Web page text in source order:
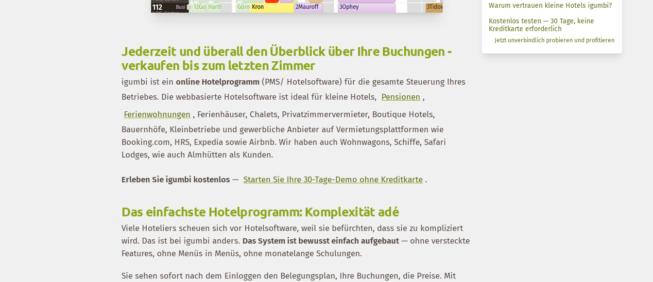
Warum vertrauen kleine Hotels igumbi?
Kostenlos testen — 30 Tage, keine
Kreditkarte erforderlich
Jetzt unverbindlich probieren und profitieren
Jederzeit und überall den Überblick über Ihre Buchungen -
verkaufen bis zum letzten Zimmer
igumbi ist einonline Hotelprogramm (PMS/ Hotelsoftware) für die gesamte Steuerung Ihres
Betriebes. Die webbasierte Hotelsoftware ist ideal für kleine Hotels, Pensionen ,
Ferienwohnungen , Ferienhäuser, Chalets, Privatzimmervermieter, Boutique Hotels,
Bauernhöfe, Kleinbetriebe und gewerbliche Anbieter auf Vermietungsplattformen wie
Booking.com, HRS, Expedia sowie Airbnb. Wir haben auch Wohnwagons, Schiffe, Safari
Lodges, wie auch Almhütten als Kunden.
Erleben Sie igumbi kostenlos — Starten Sie Ihre 30-Tage-Demo ohne Kreditkarte .
Das einfachste Hotelprogramm: Komplexität adé
Viele Hoteliers scheuen sich vor Hotelsoftware, weil sie befürchten, dass sie zu kompliziert
wird. Das ist bei igumbi anders. Das System ist bewusst einfach aufgebaut— ohne versteckte
Features, ohne Menüs in Menüs, ohne monatelange Schulungen.
Sie sehen sofort nach dem Einloggen den Belegungsplan, Ihre Buchungen, die Preise. Mit